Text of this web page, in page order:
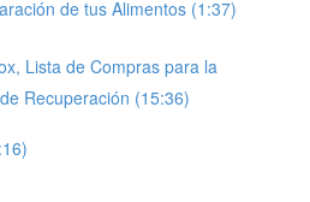
de tus Alimentos (1:37)
Lista de Compras para la
Recuperación (15:36)